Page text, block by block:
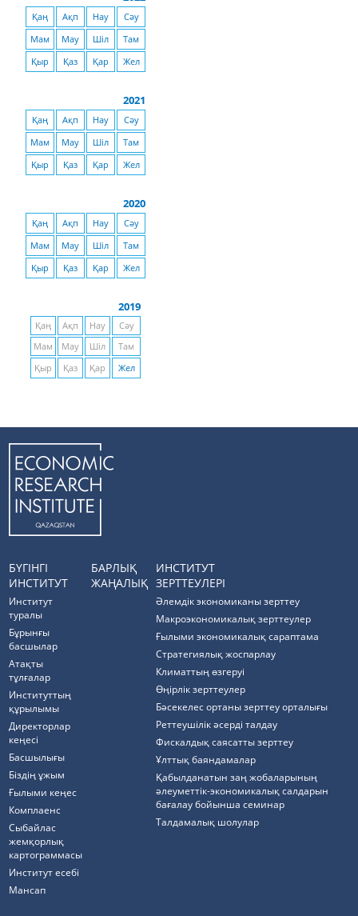
Қаң Ақп Нау
Сәу
Мам
Мау Шіл
Там
Қыр
Қаз Қар Жел
2021
Қаң Ақп Нау
Сәу
Мам
Мау Шіл
Там
Қыр
Қаз Қар Жел
2020
Қаң Ақп Нау
Сәу
Мам
Мау Шіл
Там
Қыр
Қаз Қар Жел
2019
Қаң Ақп Нау
Сәу
Мам
Мау Шіл
Там
Қыр
Қаз Қар Жел
БҮГІНГІ
ИНСТИТУТ
Институт
туралы
Бұрынғы
басшылар
Атақты
тұлғалар
Институттың
құрылымы
Директорлар
кеңесі
Басшылығы
Біздің ұжым
Ғылыми кеңес
Комплаенс
Cыбайлас
жемқорлық
картограммасы
Институт есебі
Мансап
БАРЛЫҚ
ЖАҢАЛЫҚ
ИНСТИТУТ
ЗЕРТТЕУЛЕРІ
Әлемдік экономиканы зерттеу
Макроэкономикалық зерттеулер
Ғылыми экономикалық сараптама
Стратегиялық жоспарлау
Климаттың өзгеруі
Өңірлік зерттеулер
Бәсекелес ортаны зерттеу орталығы
Реттеушілік әсерді талдау
Фискалдық саясатты зерттеу
Ұлттық баяндамалар
Қабылданатын заң жобаларының
әлеуметтік-экономикалық салдарын
бағалау бойынша семинар
Талдамалық шолулар